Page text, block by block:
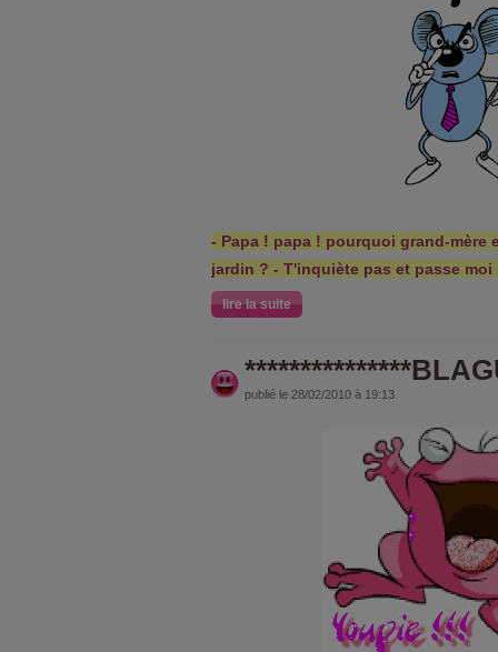
- Papa ! papa ! pourquoi grand-mère
jardin ? - T'inquiète pas et passe
lire la suite
publié le 28/02/2010 à 19:13